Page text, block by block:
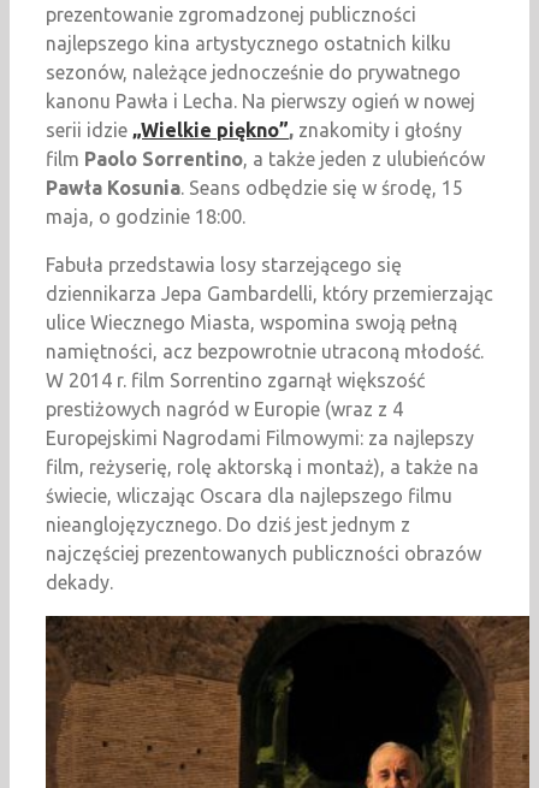
prezentowanie zgromadzonej publiczności
najlepszego kina artystycznego ostatnich kilku
sezonów, należące jednocześnie do prywatnego
kanonu Pawła i Lecha. Na pierwszy ogień w nowej
serii idzie „Wielkie piękno”, znakomity i głośny
film Paolo Sorrentino, a także jeden z ulubieńców
Pawła Kosunia. Seans odbędzie się w środę, 15
maja, o godzinie 18:00.
Fabuła przedstawia losy starzejącego się
dziennikarza Jepa Gambardelli, który przemierzając
ulice Wiecznego Miasta, wspomina swoją pełną
namiętności, acz bezpowrotnie utraconą młodość.
W 2014 r. film Sorrentino zgarnął większość
prestiżowych nagród w Europie (wraz z 4
Europejskimi Nagrodami Filmowymi: za najlepszy
film, reżyserię, rolę aktorską i montaż), a także na
świecie, wliczając Oscara dla najlepszego filmu
nieanglojęzycznego. Do dziś jest jednym z
najczęściej prezentowanych publiczności obrazów
dekady.